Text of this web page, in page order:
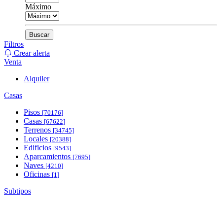
Máximo
Buscar
Filtros
Crear alerta
Venta
Alquiler
Casas
Pisos [70176]
Casas [67622]
Terrenos [34745]
Locales [20388]
Edificios [9543]
Aparcamientos [7695]
Naves [4210]
Oficinas [1]
Subtipos